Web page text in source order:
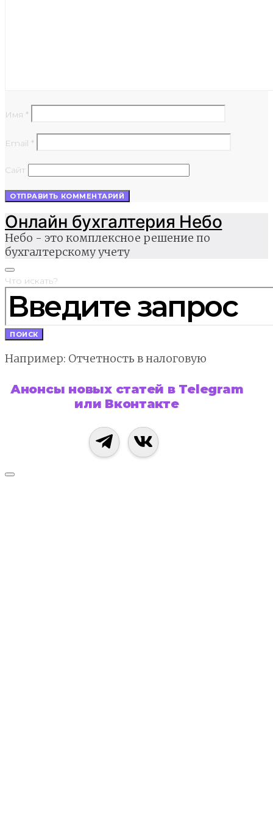
Имя *
Email *
Сайт
Онлайн бухгалтерия Небо
Небо - это комплексное решение по
бухгалтерскому учету
Что искать?
ПОИСК
Например: Отчетность в налоговую
Анонсы новых статей в Telegram
или Вконтакте